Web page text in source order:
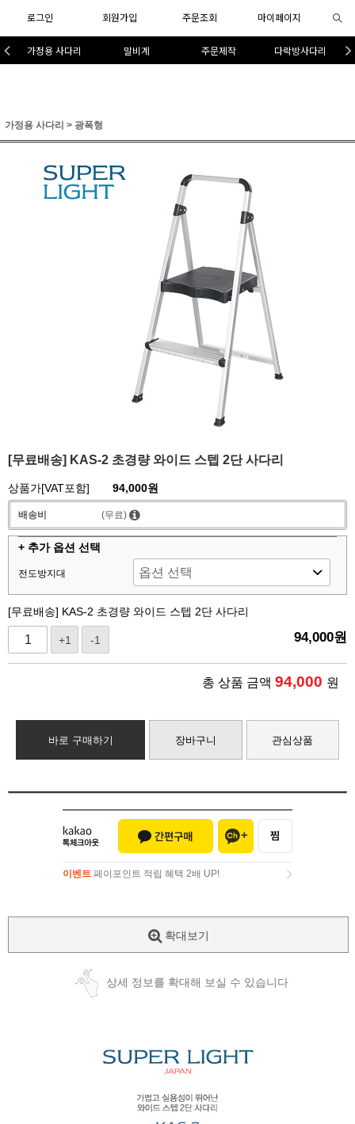
로그인 회원가입 주문조회 마이페이지
가정용 사다리 말비계 주문제작 다락방사다리
가정용 사다리 > 광폭형
[무료배송] KAS-2 초경량 와이드 스텝 2단 사다리
상품가[VAT포함] 94,000원
배송비 (무료)
+ 추가 옵션 선택
전도방지대
[무료배송] KAS-2 초경량 와이드 스텝 2단 사다리
+1 -1 94,000원
총 상품 금액 94,000 원
바로 구매하기 장바구니 관심상품
이벤트 페이포인트 적립 혜택 2배 UP!
확대보기
상세 정보를 확대해 보실 수 있습니다